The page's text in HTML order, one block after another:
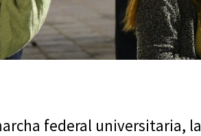
federal universitaria, la